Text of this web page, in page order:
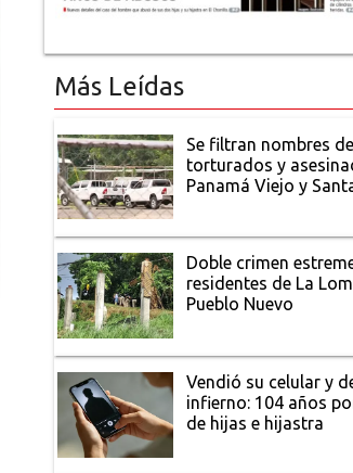
Más Leídas
Se filtran nombres de
torturados y
Panamá Viejo y
Doble crimen
residentes de La
Pueblo Nuevo
Vendió su celular y
infierno: 104 años
de hijas e hijastra